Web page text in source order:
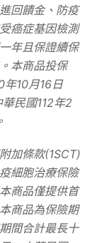
回饋金、防疫
癌症基因檢測
年且保證續保
本商品投保
年10月16日
華民國112年2
加條款(1SCT)
細胞治療保險
商品僅提供首
商品為保險期
間合計最長十